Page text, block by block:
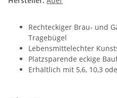
Rechteckiger Brau- und
Tragebügel
Lebensmittelechter
Platzsparende eckige
Erhältlich mit 5,6, 10,3